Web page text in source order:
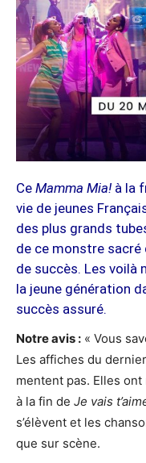
Ce Mamma Mia! à la
vie de jeunes
des plus grands
de ce monstre sacré
de succès. Les voilà
la jeune génération
succès assuré.
Notre avis : « Vous
Les affiches du
mentent pas. Elles
à la fin de Je vais
s’élèvent et les
que sur scène.